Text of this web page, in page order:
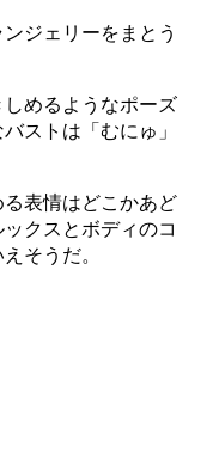
ジェリーをまとう
めるようなポーズ
ストは「むにゅ」
表情はどこかあど
クスとボディのコ
そうだ。